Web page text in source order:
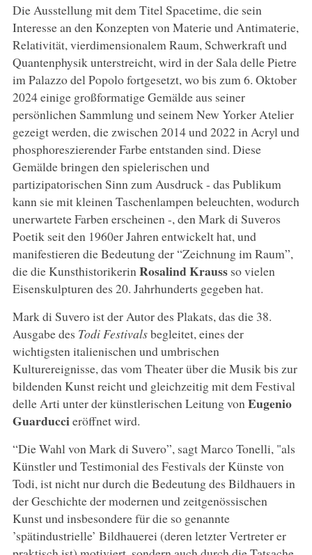
Die Ausstellung mit dem Titel Spacetime, die sein
Interesse an den Konzepten von Materie und Antimaterie,
Relativität, vierdimensionalem Raum, Schwerkraft und
Quantenphysik unterstreicht, wird in der Sala delle Pietre
im Palazzo del Popolo fortgesetzt, wo bis zum 6. Oktober
2024 einige großformatige Gemälde aus seiner
persönlichen Sammlung und seinem New Yorker Atelier
gezeigt werden, die zwischen 2014 und 2022 in Acryl und
phosphoreszierender Farbe entstanden sind. Diese
Gemälde bringen den spielerischen und
partizipatorischen Sinn zum Ausdruck - das Publikum
kann sie mit kleinen Taschenlampen beleuchten, wodurch
unerwartete Farben erscheinen -, den Mark di Suveros
Poetik seit den 1960er Jahren entwickelt hat, und
manifestieren die Bedeutung der “Zeichnung im Raum”,
die die Kunsthistorikerin Rosalind Kraussso vielen
Eisenskulpturen des 20. Jahrhunderts gegeben hat.
Mark di Suvero ist der Autor des Plakats, das die 38.
Ausgabe des Todi Festivalsbegleitet, eines der
wichtigsten italienischen und umbrischen
Kulturereignisse, das vom Theater über die Musik bis zur
bildenden Kunst reicht und gleichzeitig mit dem Festival
delle Arti unter der künstlerischen Leitung von Eugenio
Guarduccieröffnet wird.
“Die Wahl von Mark di Suvero”, sagt Marco Tonelli, "als
Künstler und Testimonial des Festivals der Künste von
Todi, ist nicht nur durch die Bedeutung des Bildhauers in
der Geschichte der modernen und zeitgenössischen
Kunst und insbesondere für die so genannte
’spätindustrielle’ Bildhauerei (deren letzter Vertreter er